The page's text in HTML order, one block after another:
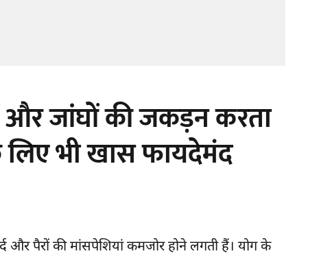
और जांघों की जकड़न करता
भी खास फायदेमंद
और पैरों की मांसपेशियां कमजोर होने लगती हैं। योग के